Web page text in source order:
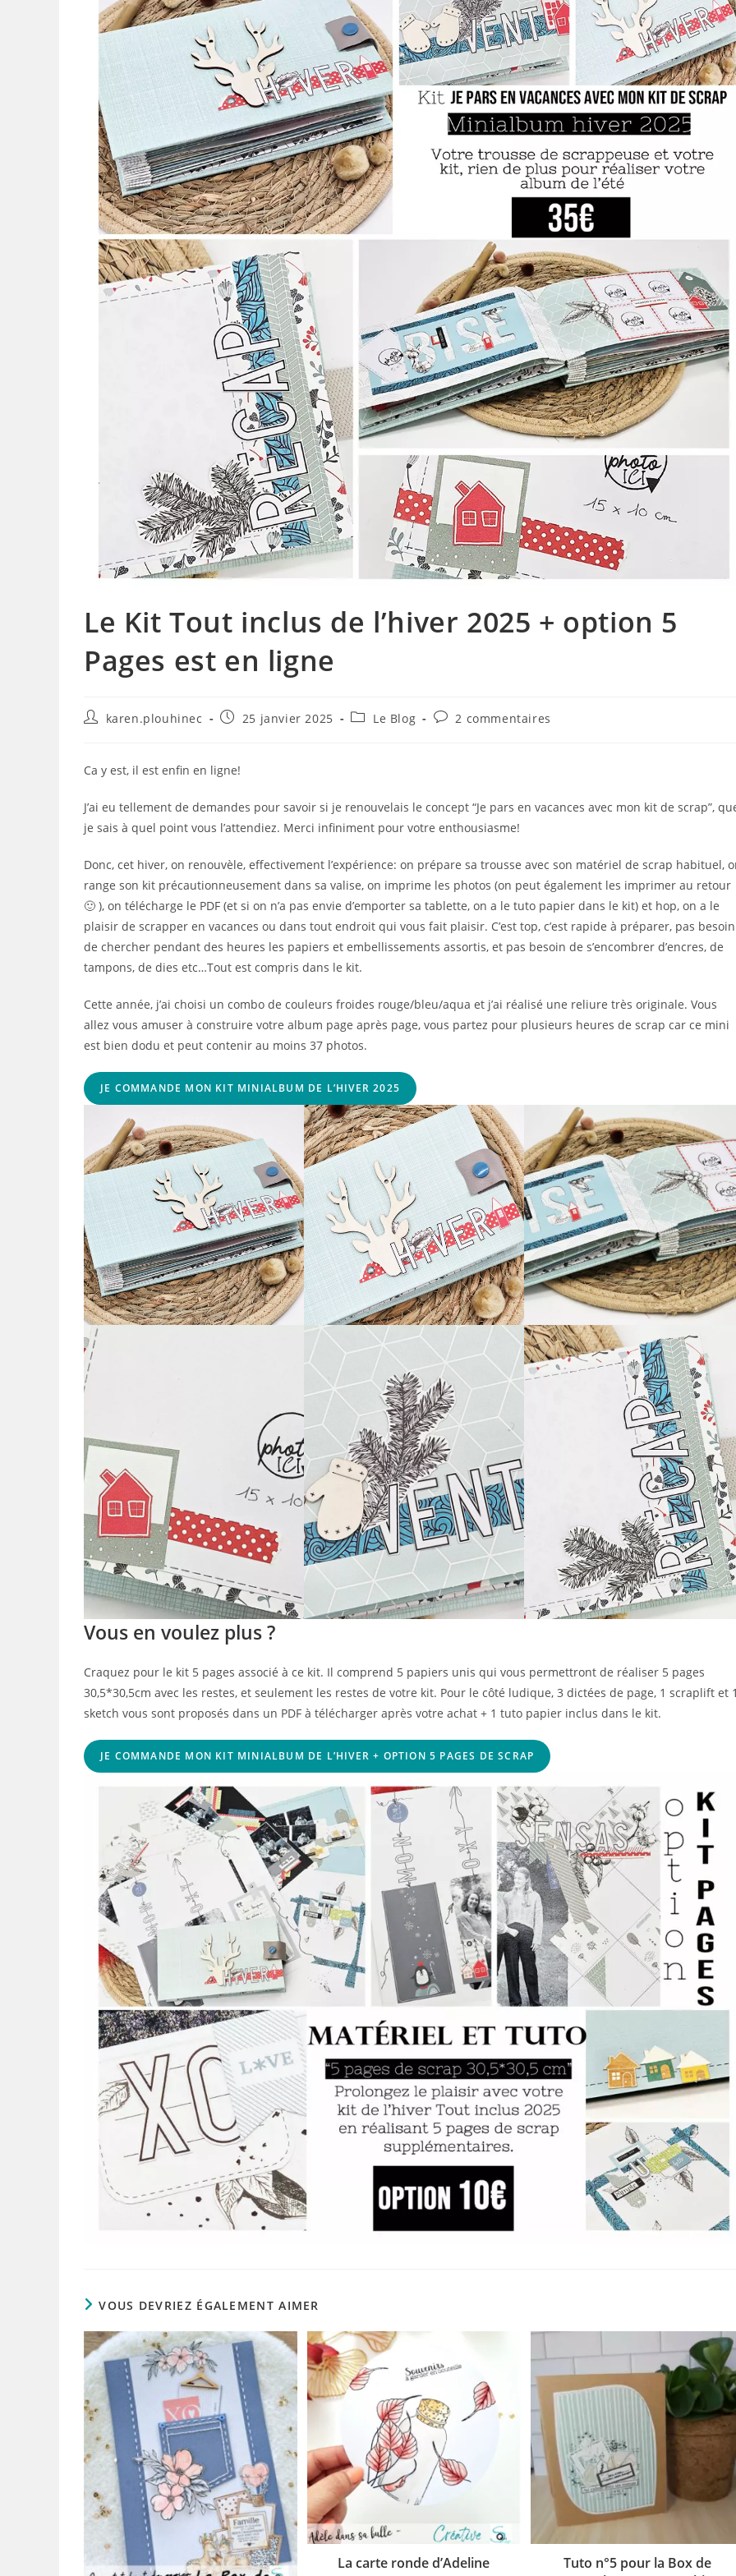
Le Kit Tout inclus de l’hiver 2025 + option 5
Pages est en ligne
Auteur/autrice
publication :
karen.plouhinec
Publication
25 janvier 2025
PostLe Blog
Commentaires
2 commentaires
Ca y est, il est enfin en ligne!
J’ai eu tellement de demandes pour savoir si je renouvelais le concept “Je pars en vacances avec mon kit de scrap”,
je sais à quel point vous l’attendiez. Merci infiniment pour votre enthousiasme!
Donc, cet hiver, on renouvèle, effectivement l’expérience: on prépare sa trousse avec son matériel de scrap habituel,
range son kit précautionneusement dans sa valise, on imprime les photos (on peut également les imprimer au retour
🙂 ), on télécharge le PDF (et si on n’a pas envie d’emporter sa tablette, on a le tuto papier dans le kit) et hop, on a le
plaisir de scrapper en vacances ou dans tout endroit qui vous fait plaisir. C’est top, c’est rapide à préparer, pas besoin
de chercher pendant des heures les papiers et embellissements assortis, et pas besoin de s’encombrer d’encres, de
tampons, de dies etc…Tout est compris dans le kit.
Cette année, j’ai choisi un combo de couleurs froides rouge/bleu/aqua et j’ai réalisé une reliure très originale. Vous
allez vous amuser à construire votre album page après page, vous partez pour plusieurs heures de scrap car ce mini
est bien dodu et peut contenir au moins 37 photos.
JE COMMANDE MON KIT MINIALBUM DE L’HIVER 2025
Vous en voulez plus ?
Craquez pour le kit 5 pages associé à ce kit. Il comprend 5 papiers unis qui vous permettront de réaliser 5 pages
30,5*30,5cm avec les restes, et seulement les restes de votre kit. Pour le côté ludique, 3 dictées de page, 1 scraplift et
sketch vous sont proposés dans un PDF à télécharger après votre achat + 1 tuto papier inclus dans le kit.
JE COMMANDE MON KIT MINIALBUM DE L’HIVER + OPTION 5 PAGES DE SCRAP
VOUS DEVRIEZ ÉGALEMENT AIMER
La carte ronde d’Adeline
Tuto n°5 pour la Box de